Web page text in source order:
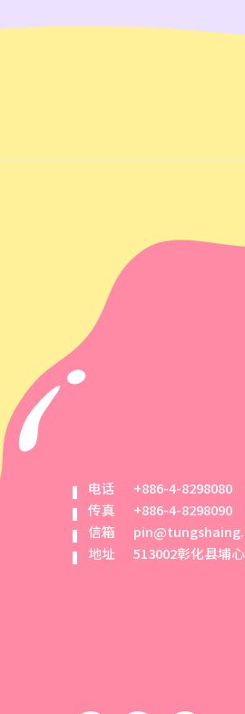
电话
+886-4-8298080
传真
+886-4-8298090
信箱
地址
513002彰化县埔